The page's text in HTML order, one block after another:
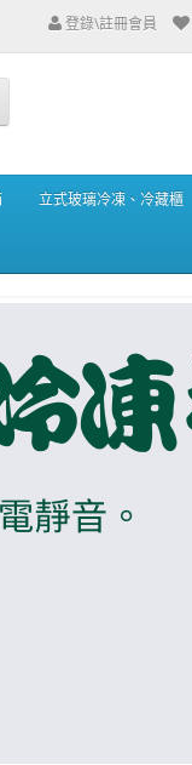
登錄\註冊會員
立式玻璃冷凍、冷藏櫃